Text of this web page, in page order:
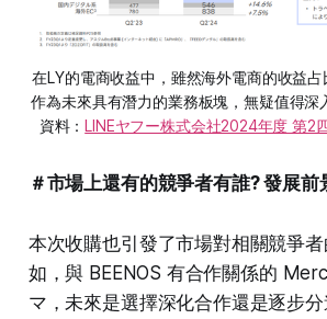
在LY的電商收益中，雖然海外電商的收益
作為未來具有潛力的業務板塊，無疑值得深
資料：LINEヤフー株式会社2024年度 第2
＃市場上還有的競爭者有誰? 發展前
本次收購也引發了市場對相關競爭
如，與 BEENOS 有合作關係的
マ，未來是選擇深化合作還是逐步分